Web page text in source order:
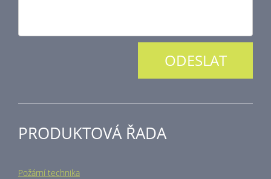
PRODUKTOVÁ ŘADA
Požární technika